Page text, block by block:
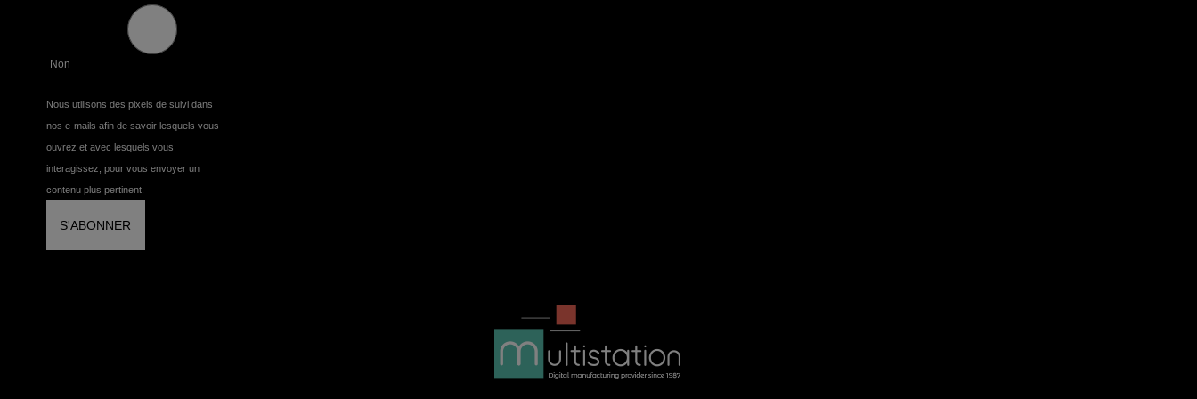
Non
Nous utilisons des pixels de suivi dans
nos e-mails afin de savoir lesquels vous
ouvrez et avec lesquels vous
interagissez, pour vous envoyer un
contenu plus pertinent.